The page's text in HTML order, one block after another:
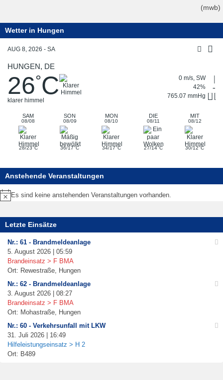
(mwb)
Wetter in Hungen
AUG 8, 2026 - SA
HUNGEN, DE
26°C
klarer himmel
0 m/s, SW
42%
765.07 mmHg
SAM
08/08
SON
08/09
MON
08/10
DIE
08/11
MIT
08/12
28/23°C 36/17°C 34/17°C 27/14°C 30/12°C
Anstehende Veranstaltungen
Hinweis
Es sind keine anstehenden Veranstaltungen vorhanden.
Letzte Einsätze
Nr.: 61 - Brandmeldeanlage
5. August 2026 | 05:59
Brandeinsatz > F BMA
Ort: Rewestraße, Hungen
Nr.: 62 - Brandmeldeanlage
3. August 2026 | 08:27
Brandeinsatz > F BMA
Ort: Mohastraße, Hungen
Nr.: 60 - Verkehrsunfall mit LKW
31. Juli 2026 | 16:49
Hilfeleistungseinsatz > H 2
Ort: B489